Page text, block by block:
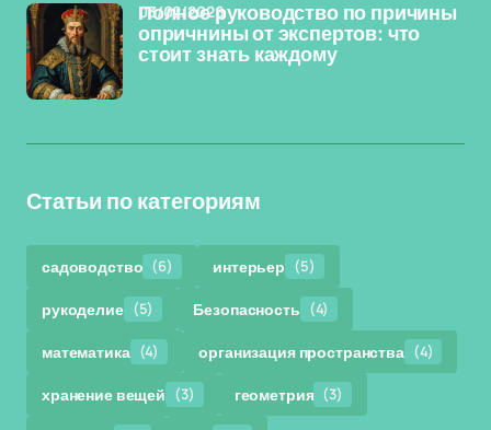
Полное руководство по причины
опричнины от экспертов: что
стоит знать каждому
03/02/2026
Статьи по категориям
садоводство (6) интерьер (5)
рукоделие (5) Безопасность (4)
математика (4) организация пространства (4)
хранение вещей (3) геометрия (3)